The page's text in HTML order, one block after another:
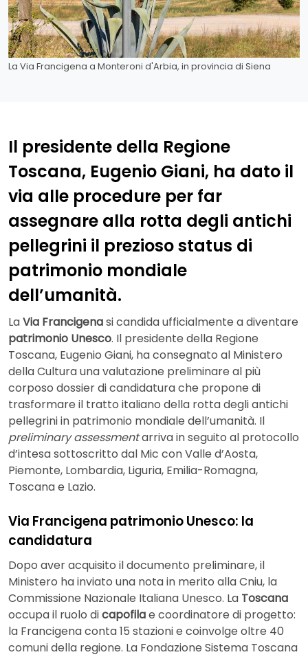
La Via Francigena a Monteroni d'Arbia, in provincia di Siena
Il presidente della Regione
Toscana, Eugenio Giani, ha dato il
via alle procedure per far
assegnare alla rotta degli antichi
pellegrini il prezioso status di
patrimonio mondiale
dell’umanità.
LaVia Francigenasi candida ufficialmente a diventare
patrimonio Unesco. Il presidente della Regione
Toscana, Eugenio Giani, ha consegnato al Ministero
della Cultura una valutazione preliminare al più
corposo dossier di candidatura che propone di
trasformare il tratto italiano della rotta degli antichi
pellegrini in patrimonio mondiale dell’umanità. Il
preliminary assessmentarriva in seguito al protocollo
d’intesa sottoscritto dal Mic con Valle d’Aosta,
Piemonte, Lombardia, Liguria, Emilia-Romagna,
Toscana e Lazio.
Via Francigena patrimonio Unesco: la
candidatura
Dopo aver acquisito il documento preliminare, il
Ministero ha inviato una nota in merito alla Cniu, la
Commissione Nazionale Italiana Unesco. La Toscana
occupa il ruolo dicapofilae coordinatore di progetto:
la Francigena conta 15 stazioni e coinvolge oltre 40
comuni della regione. La Fondazione Sistema Toscana